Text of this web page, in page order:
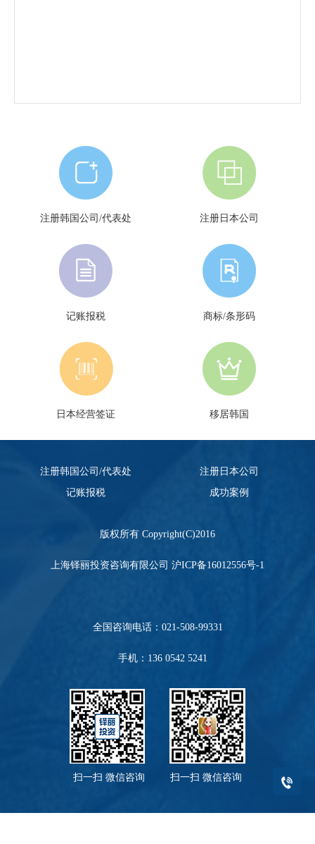
注册韩国公司/代表处 注册日本公司
记账报税 商标/条形码
日本经营签证 移居韩国
注册韩国公司/代表处
注册日本公司
记账报税
成功案例
版权所有 Copyright(C)2016
上海铎丽投资咨询有限公司 沪ICP备16012556号-1
全国咨询电话： 021-508-99331
手机：136 0542 5241
扫一扫 微信咨询 扫一扫 微信咨询